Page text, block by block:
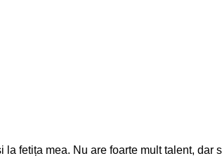
fetița mea. Nu are foarte mult talent,